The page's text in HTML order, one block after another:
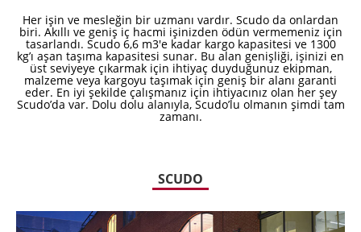
Her işin ve mesleğin bir uzmanı vardır. Scudo da onlardan
biri. Akıllı ve geniş iç hacmi işinizden ödün vermemeniz için
tasarlandı. Scudo 6,6 m3'e kadar kargo kapasitesi ve 1300
kg’ı aşan taşıma kapasitesi sunar. Bu alan genişliği, işinizi en
üst seviyeye çıkarmak için ihtiyaç duyduğunuz ekipman,
malzeme veya kargoyu taşımak için geniş bir alanı garanti
eder. En iyi şekilde çalışmanız için ihtiyacınız olan her şey
Scudo’da var. Dolu dolu alanıyla, Scudo’lu olmanın şimdi tam
zamanı.
SCUDO